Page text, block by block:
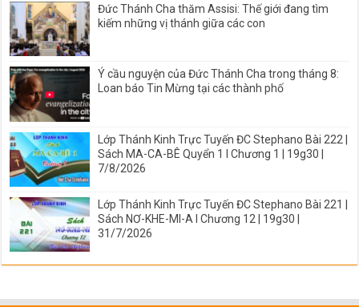
Đức Thánh Cha thăm Assisi: Thế giới đang tìm
kiếm những vị thánh giữa các con
Ý cầu nguyện của Đức Thánh Cha trong tháng 8:
Loan báo Tin Mừng tại các thành phố
Lớp Thánh Kinh Trực Tuyến ĐC Stephano Bài 222 |
Sách MA-CA-BÊ Quyển 1 I Chương 1 | 19g30 |
7/8/2026
Lớp Thánh Kinh Trực Tuyến ĐC Stephano Bài 221 |
Sách NƠ-KHE-MI-A I Chương 12 | 19g30 |
31/7/2026